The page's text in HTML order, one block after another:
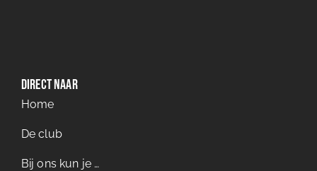
Direct naar
Home
De club
Bij ons kun je …